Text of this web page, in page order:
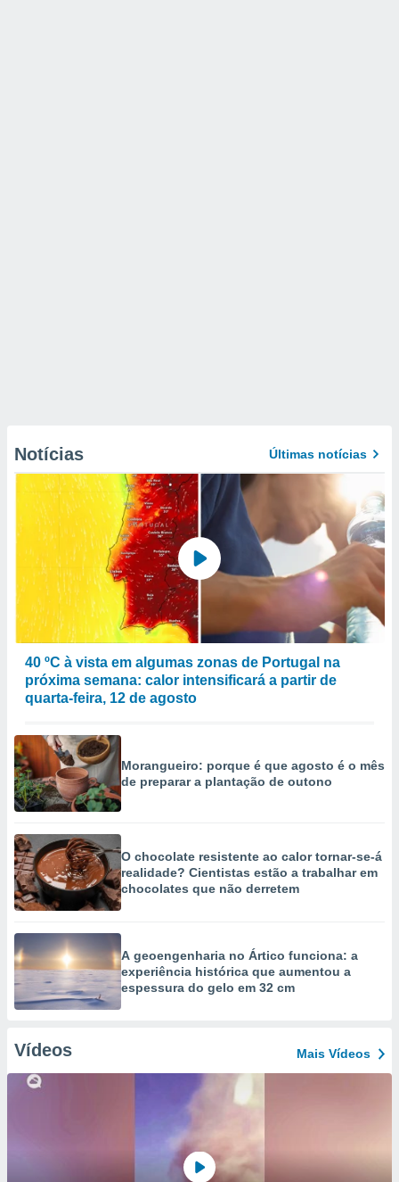
Notícias Últimas notícias
40 ºC à vista em algumas zonas de Portugal na
próxima semana: calor intensificará a partir de
quarta-feira, 12 de agosto
Morangueiro: porque é que agosto é o mês
de preparar a plantação de outono
O chocolate resistente ao calor tornar-se-á
realidade? Cientistas estão a trabalhar em
chocolates que não derretem
A geoengenharia no Ártico funciona: a
experiência histórica que aumentou a
espessura do gelo em 32 cm
Vídeos Mais Vídeos